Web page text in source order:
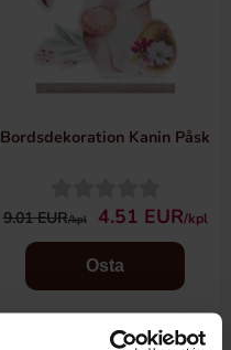
Bordsdekoration Kanin Påsk
9.01 EUR/kpl 4.51 EUR/kpl
Osta